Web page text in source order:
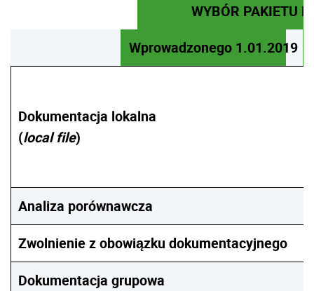
WYBÓR PAKIETU
Wprowadzonego 1.01.2019
Dokumentacja lokalna
(local file)
Analiza porównawcza
Zwolnienie z obowiązku dokumentacyjnego
Dokumentacja grupowa